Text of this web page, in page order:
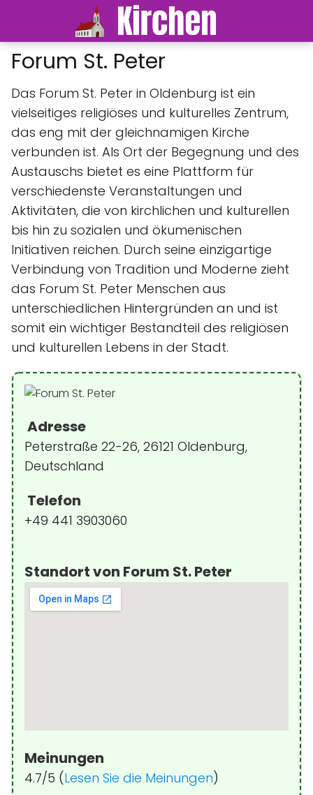
Forum St. Peter
Das Forum St. Peter in Oldenburg ist ein
vielseitiges religiöses und kulturelles Zentrum,
das eng mit der gleichnamigen Kirche
verbunden ist. Als Ort der Begegnung und des
Austauschs bietet es eine Plattform für
verschiedenste Veranstaltungen und
Aktivitäten, die von kirchlichen und kulturellen
bis hin zu sozialen und ökumenischen
Initiativen reichen. Durch seine einzigartige
Verbindung von Tradition und Moderne zieht
das Forum St. Peter Menschen aus
unterschiedlichen Hintergründen an und ist
somit ein wichtiger Bestandteil des religiösen
und kulturellen Lebens in der Stadt.
Adresse
Peterstraße 22-26, 26121 Oldenburg,
Deutschland
Telefon
+49 441 3903060
Standort von Forum St. Peter
Meinungen
4.7/5 (Lesen Sie die Meinungen)